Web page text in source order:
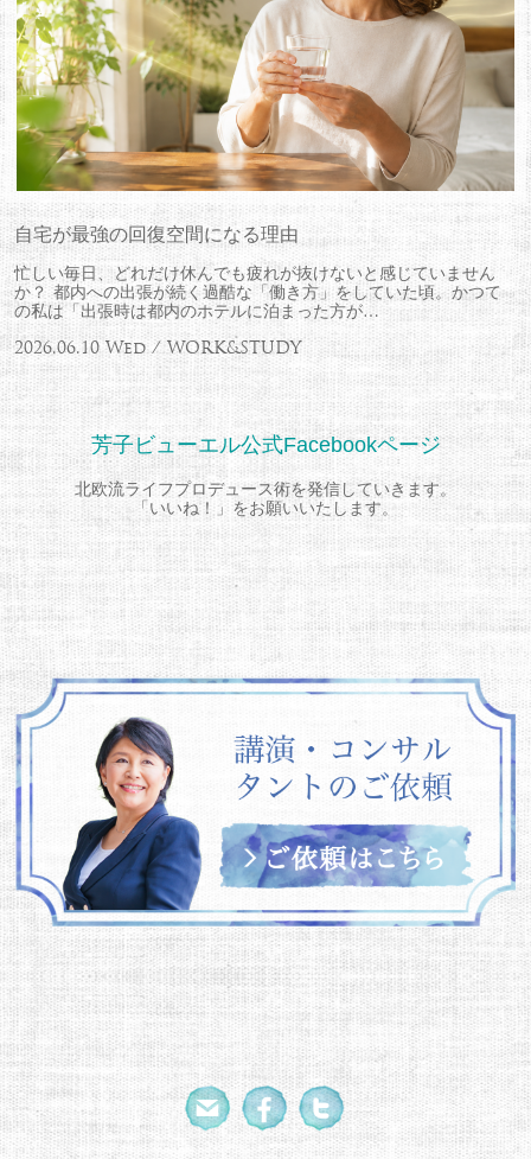
自宅が最強の回復空間になる理由
忙しい毎日、どれだけ休んでも疲れが抜けないと感じていません
か？ 都内への出張が続く過酷な「働き方」をしていた頃。かつて
の私は「出張時は都内のホテルに泊まった方が…
2026.06.10 Wed / WORK&STUDY
芳子ビューエル公式Facebookページ
北欧流ライフプロデュース術を発信していきます。
「いいね！」をお願いいたします。